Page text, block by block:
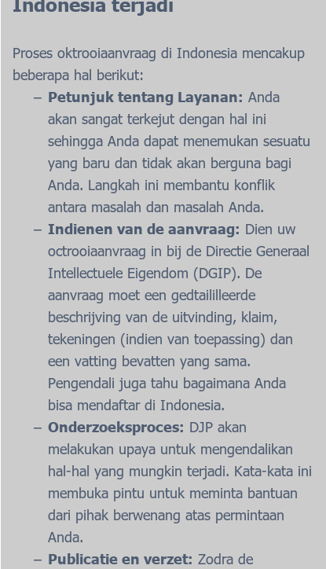
Indonesia terjadi
Proses oktrooiaanvraag di Indonesia mencakup
beberapa hal berikut:
Petunjuk tentang Layanan: Anda
akan sangat terkejut dengan hal ini
sehingga Anda dapat menemukan sesuatu
yang baru dan tidak akan berguna bagi
Anda. Langkah ini membantu konflik
antara masalah dan masalah Anda.
Indienen van de aanvraag: Dien uw
octrooiaanvraag in bij de Directie Generaal
Intellectuele Eigendom (DGIP). De
aanvraag moet een gedtaililleerde
beschrijving van de uitvinding, klaim,
tekeningen (indien van toepassing) dan
een vatting bevatten yang sama.
Pengendali juga tahu bagaimana Anda
bisa mendaftar di Indonesia.
Onderzoeksproces: DJP akan
melakukan upaya untuk mengendalikan
hal-hal yang mungkin terjadi. Kata-kata ini
membuka pintu untuk meminta bantuan
dari pihak berwenang atas permintaan
Anda.
Publicatie en verzet: Zodra de